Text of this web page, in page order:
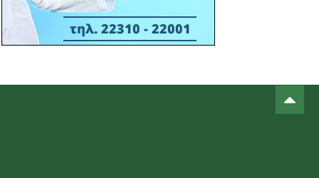
14:22 06/03
ΠΡΟΣΚΛΗΣ ΣΕ ΕΚΔΗΛΩΣΗ